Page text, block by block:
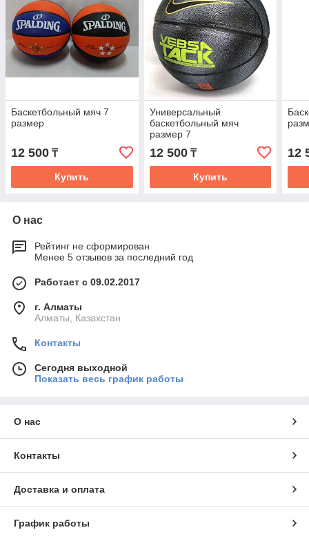
Баскетбольный мяч 7
размер
12 500 ₸
Купить
Универсальный
баскетбольный мяч
размер 7
12 500₸
Купить
12
О нас
Рейтинг не сформирован
Менее 5 отзывов за последний год
Работает с 09.02.2017
г. Алматы
Алматы, Казахстан
Контакты
Сегодня выходной
Показать весь график работы
О нас
Контакты
Доставка и оплата
График работы